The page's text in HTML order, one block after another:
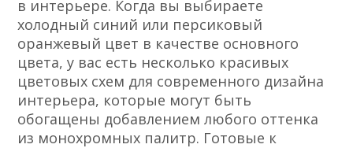
в интерьере. Когда вы выбираете
холодный синий или персиковый
оранжевый цвет в качестве основного
цвета, у вас есть несколько красивых
цветовых схем для современного дизайна
интерьера, которые могут быть
обогащены добавлением любого оттенка
из монохромных палитр. Готовые к